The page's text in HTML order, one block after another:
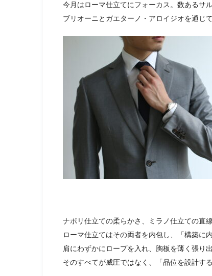
今月はローマ仕立てにフォーカス。数あるサ
ブリオーニとガエターノ・アロイジオを通じ
ナポリ仕立ての柔らかさ、ミラノ仕立ての直線
ローマ仕立てはその両者を内包し、「構築に
肩にわずかにロープを入れ、胸板を薄く張り
そのすべてが威圧ではなく、「品位を設計す